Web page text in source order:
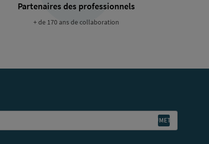
Partenaires des professionnels
+ de 170 ans de collaboration